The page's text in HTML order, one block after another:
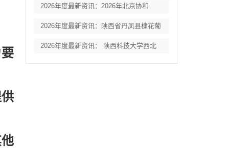
2026年度最新资讯：2026年北京协和
2026年度最新资讯：陕西省丹凤县棣花葡
2026年度最新资讯： 陕西科技大学西北